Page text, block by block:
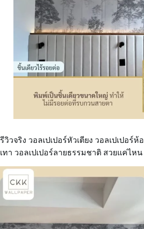
รีวิวจริง วอลเปเปอร์หัวเตียง วอลเปเปอร์
เทา วอลเปเปอร์ลายธรรมชาติ สวยแค่ไห